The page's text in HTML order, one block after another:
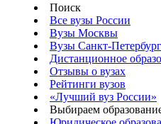
Поиск
Все вузы России
Вузы Москвы
Вузы Санкт-
Дистанционное
Отзывы о вузах
Рейтинги вузов
«Лучший вуз России»
Выбираем